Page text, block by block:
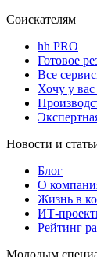
Соискателям
hh PRO
Готовое
Все
Хочу у вас
Новости и
Блог
О
Жизнь в
ИТ-
Рейтинг
Молодым